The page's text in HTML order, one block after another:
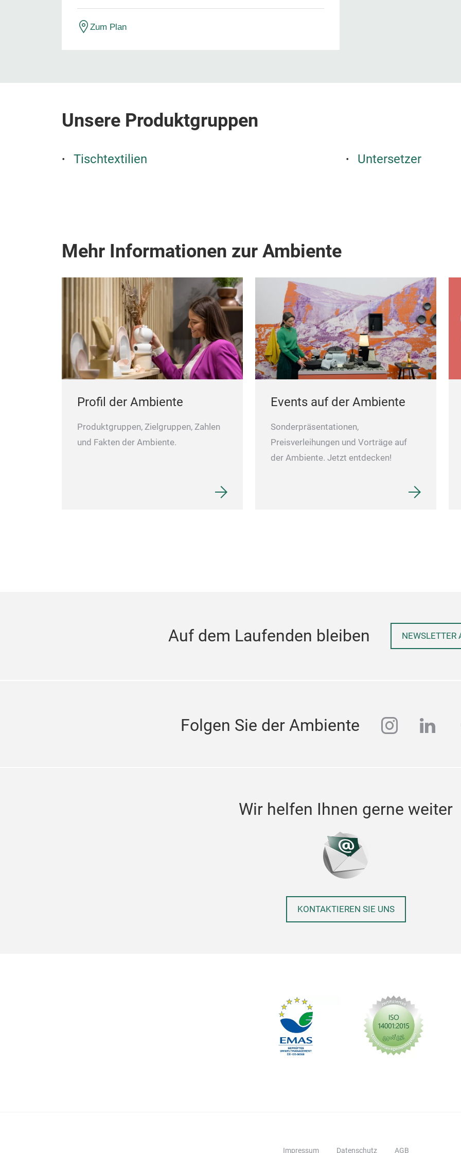
Zum Plan
Unsere Produktgruppen
Tischtextilien Untersetzer
Mehr Informationen zur Ambiente
Profil der Ambiente
Produktgruppen, Zielgruppen, Zahlen
und Fakten der Ambiente.
Events auf der Ambiente
Sonderpräsentationen,
Preisverleihungen und Vorträge auf
der Ambiente. Jetzt entdecken!
Auf dem Laufenden bleiben NEWSLETTER
Folgen Sie der Ambiente
Wir helfen Ihnen gerne weiter
KONTAKTIEREN SIE UNS
Impressum Datenschutz AGB